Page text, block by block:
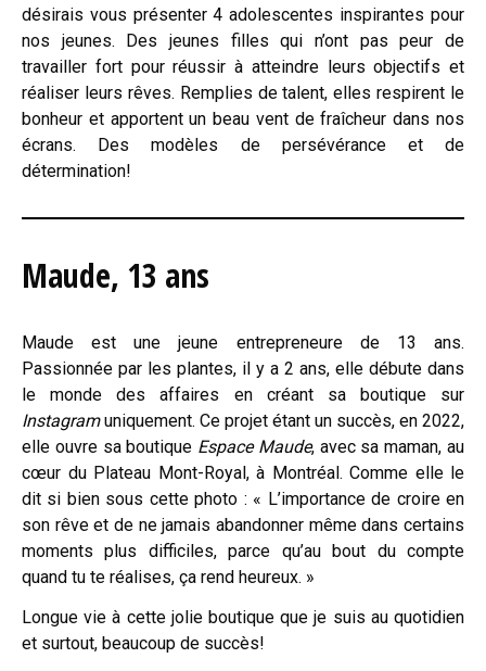
désirais vous présenter 4 adolescentes inspirantes pour
nos jeunes. Des jeunes filles qui n’ont pas peur de
travailler fort pour réussir à atteindre leurs objectifs et
réaliser leurs rêves. Remplies de talent, elles respirent le
bonheur et apportent un beau vent de fraîcheur dans nos
écrans. Des modèles de persévérance et de
détermination!
Maude, 13 ans
Maude est une jeune entrepreneure de 13 ans.
Passionnée par les plantes, il y a 2 ans, elle débute dans
le monde des affaires en créant sa boutique sur
Instagramuniquement. Ce projet étant un succès, en 2022,
elle ouvre sa boutique Espace Maude, avec sa maman, au
cœur du Plateau Mont-Royal, à Montréal. Comme elle le
dit si bien sous cette photo : « L’importance de croire en
son rêve et de ne jamais abandonner même dans certains
moments plus difficiles, parce qu’au bout du compte
quand tu te réalises, ça rend heureux. »
Longue vie à cette jolie boutique que je suis au quotidien
et surtout, beaucoup de succès!